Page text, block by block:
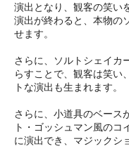
演出となり、観客の笑い
演出が終わると、本物の
せます。
さらに、ソルトシェイカ
らすことで、観客は笑い
トな演出も生まれます。
さらに、小道具のベース
ト・ゴッシュマン風の
に演出でき、マジックシ